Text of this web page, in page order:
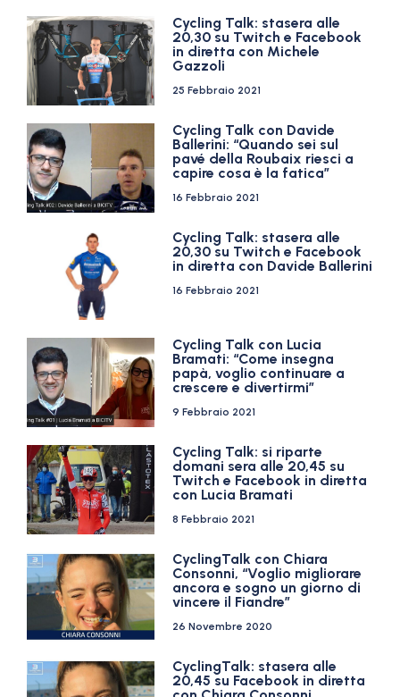
Cycling Talk: stasera alle
20,30 su Twitch e Facebook
in diretta con Michele
Gazzoli
25 Febbraio 2021
Cycling Talk con Davide
Ballerini: “Quando sei sul
pavé della Roubaix riesci a
capire cosa è la fatica”
16 Febbraio 2021
Cycling Talk: stasera alle
20,30 su Twitch e Facebook
in diretta con Davide Ballerini
16 Febbraio 2021
Cycling Talk con Lucia
Bramati: “Come insegna
papà, voglio continuare a
crescere e divertirmi”
9 Febbraio 2021
Cycling Talk: si riparte
domani sera alle 20,45 su
Twitch e Facebook in diretta
con Lucia Bramati
8 Febbraio 2021
CyclingTalk con Chiara
Consonni, “Voglio migliorare
ancora e sogno un giorno di
vincere il Fiandre”
26 Novembre 2020
CyclingTalk: stasera alle
20,45 su Facebook in diretta